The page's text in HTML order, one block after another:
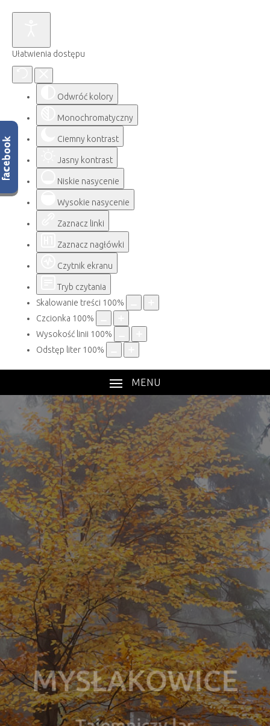
Ułatwienia dostępu
Odwróć kolory
Monochromatyczny
Ciemny kontrast
Jasny kontrast
Niskie nasycenie
Wysokie nasycenie
Zaznacz linki
Zaznacz nagłówki
Czytnik ekranu
Tryb czytania
Skalowanie treści 100%
Czcionka 100%
Wysokość linii 100%
Odstęp liter 100%
MENU